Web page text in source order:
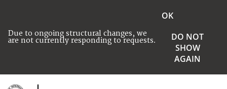
Due to ongoing structural changes, we
are not currently responding to requests.
OK
DO NOT
SHOW
AGAIN